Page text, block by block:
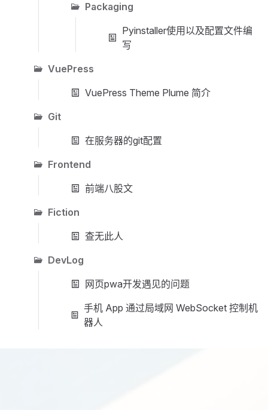
Packaging
Pyinstaller使用以及配置文件编
写
VuePress
VuePress Theme Plume 简介
Git
在服务器的git配置
Frontend
前端八股文
Fiction
查无此人
DevLog
网页pwa开发遇见的问题
手机 App 通过局域网 WebSocket 控制机
器人